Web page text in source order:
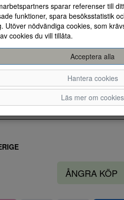
36,5
ÅNGRA KÖP
sparar referenser till
funktioner, spara besöksstatistik
Utöver nödvändiga cookies, som
cookies du vill tillåta.
Acceptera alla
Hantera cookies
Läs mer om cookies